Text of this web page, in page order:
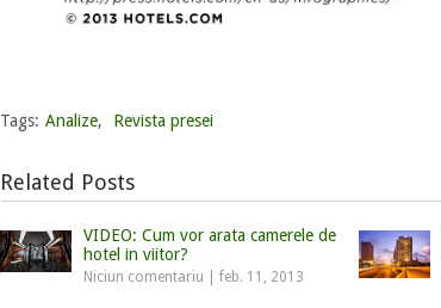
Tags: Analize, Revista presei
Related Posts
VIDEO: Cum vor arata camerele de
hotel in viitor?
Niciun comentariu feb. 11, 2013